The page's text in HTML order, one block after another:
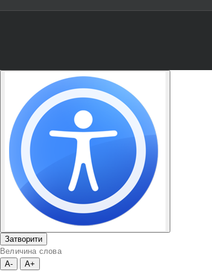
Затворити
Величина слова
A-
A+